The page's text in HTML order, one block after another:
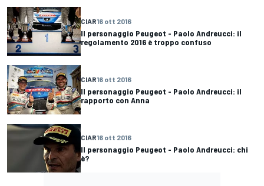
CIAR16 ott 2016
Il personaggio Peugeot - Paolo Andreucci: il
regolamento 2016 è troppo confuso
CIAR16 ott 2016
Il personaggio Peugeot - Paolo Andreucci: il
rapporto con Anna
CIAR16 ott 2016
Il personaggio Peugeot - Paolo Andreucci: chi
è?